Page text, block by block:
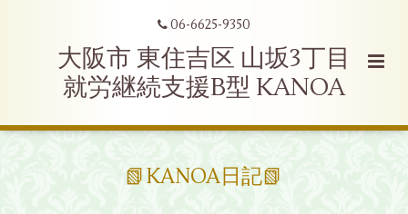
06-6625-9350
大阪市 東住吉区 山坂3丁目
就労継続支援B型 KANOA
📗KANOA日記📗